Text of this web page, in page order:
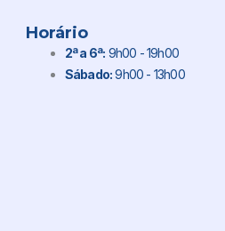
Horário
2ª a 6ª: 9h00 - 19h00
Sábado:9h00 - 13h00